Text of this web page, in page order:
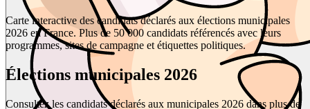
Carte interactive des candidats déclarés aux élections municipales
2026 en France. Plus de 50 000 candidats référencés avec leurs
programmes, sites de campagne et étiquettes politiques.
Élections municipales 2026
Consultez les candidats déclarés aux municipales 2026 dans plus de